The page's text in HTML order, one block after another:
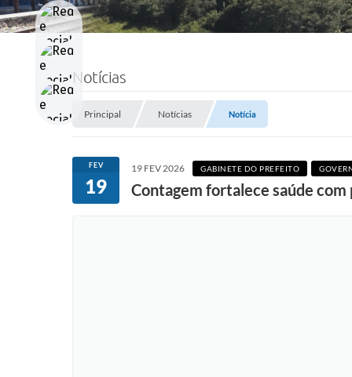
Notícias
Principal Notícias Notícia
FEV
19
19 FEV 2026 GABINETE DO PREFEITO
Contagem fortalece saúde